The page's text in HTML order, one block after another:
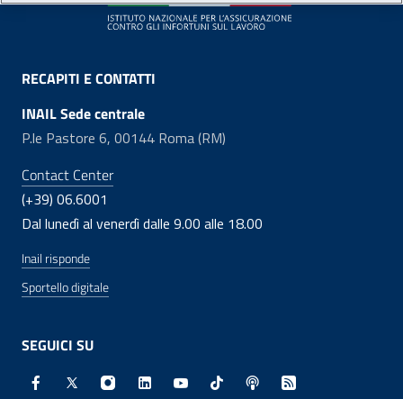
RECAPITI E CONTATTI
INAIL Sede centrale
P.le Pastore 6, 00144 Roma (RM)
Contact Center
(+39) 06.6001
Dal lunedì al venerdì dalle 9.00 alle 18.00
Inail risponde
Sportello digitale
SEGUICI SU